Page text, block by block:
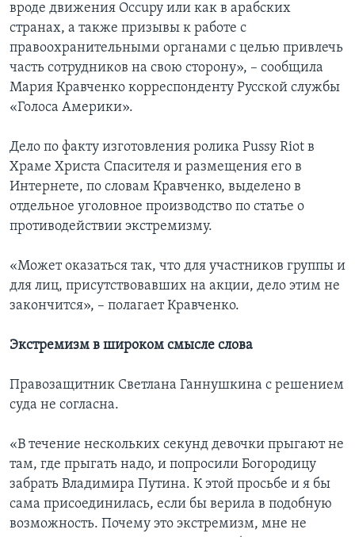
вроде движения Occupy или как в арабских
странах, а также призывы к работе с
правоохранительными органами с целью привлечь
часть сотрудников на свою сторону», – сообщила
Мария Кравченко корреспонденту Русской службы
«Голоса Америки».
Дело по факту изготовления ролика Pussy Riot в
Храме Христа Спасителя и размещения его в
Интернете, по словам Кравченко, выделено в
отдельное уголовное производство по статье о
противодействии экстремизму.
«Может оказаться так, что для участников группы и
для лиц, присутствовавших на акции, дело этим не
закончится», – полагает Кравченко.
Экстремизм в широком смысле слова
Правозащитник Светлана Ганнушкина с решением
суда не согласна.
«В течение нескольких секунд девочки прыгают не
там, где прыгать надо, и попросили Богородицу
забрать Владимира Путина. К этой просьбе и я бы
сама присоединилась, если бы верила в подобную
возможность. Почему это экстремизм, мне не